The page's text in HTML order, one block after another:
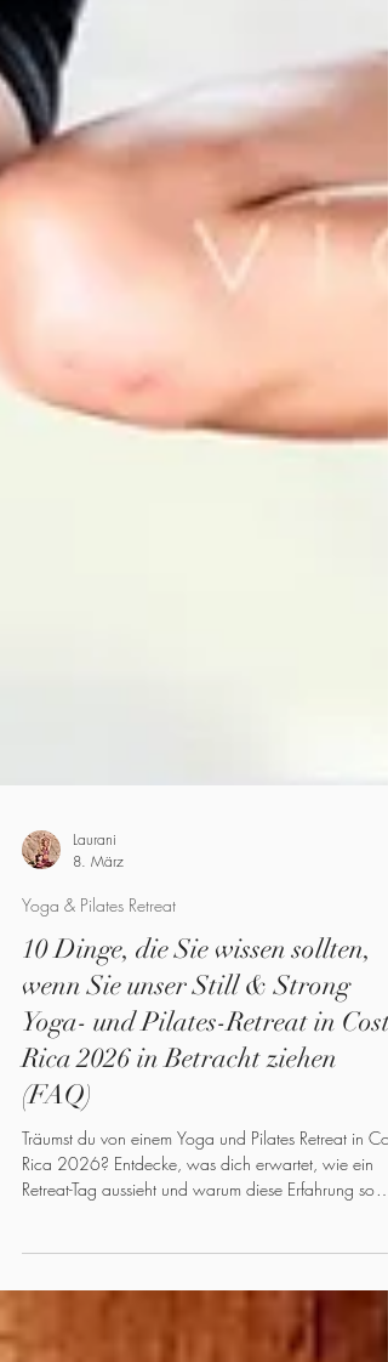
Laurani
Yoga & Pilates Retreat
10 Dinge, die Sie wissen sollten,
wenn Sie unser Still & Strong
Yoga- und Pilates-Retreat in Costa
Rica 2026 in Betracht ziehen
(FAQ)
Träumst du von einem Yoga und Pilates Retreat in
Retreat-Tag aussieht und warum diese Erfahrung so